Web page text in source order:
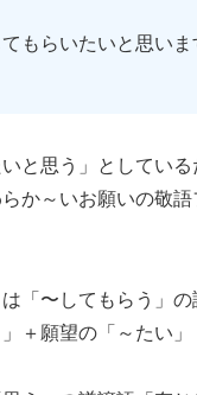
もらいたいと思いま
いと思う」としてい
か～いお願いの敬語
は「〜してもらう」
＋願望の「～たい」